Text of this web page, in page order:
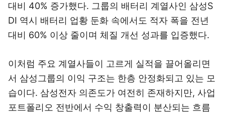
대비 40% 증가했다. 그룹의 배터리 계열사인 삼성S
DI 역시 배터리 업황 둔화 속에서도 적자 폭을 전년
대비 60% 이상 줄이며 체질 개선 성과를 입증했다.
이처럼 주요 계열사들이 고르게 실적을 끌어올리면
서 삼성그룹의 이익 구조는 한층 안정화되고 있는 모
습이다. 삼성전자 의존도가 여전히 존재하지만, 사업
포트폴리오 전반에서 수익 창출력이 분산되는 흐름